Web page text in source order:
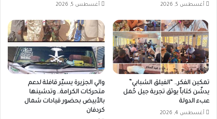
صرف
التشادي
مقابل
الجنيه
السوداني،
حيث
انخفضت
قيمة
الألف
فرنك
من
أغسطس 5, 2026 أغسطس 5, 2026
تمكين الفكر.. “الفيلق الشبابي”
يدشّن كتاباً يوثق تجربة جيل حُمل
عبء الدولة
أغسطس 4, 2026
والي الجزيرة يسيّر قافلة لدعم
متحركات الكرامة.. وتدشينها
بالأبيض بحضور قيادات شمال
كردفان